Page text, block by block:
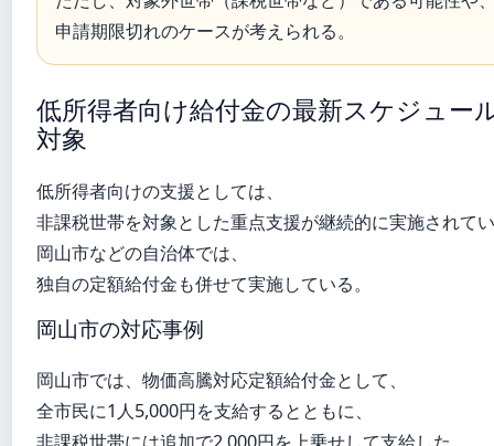
申請期限切れのケースが考えられる。
低所得者向け給付金の最新スケジュー
対象
低所得者向けの支援としては、
非課税世帯を対象とした重点支援が継続的に実施されて
岡山市などの自治体では、
独自の定額給付金も併せて実施している。
岡山市の対応事例
岡山市では、物価高騰対応定額給付金として、
全市民に1人5,000円を支給するとともに、